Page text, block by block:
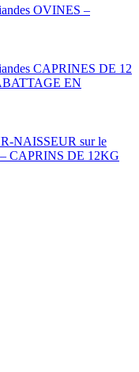
OVINES –
CAPRINES DE 12
EN
NAISSEUR sur le
– CAPRINS DE 12KG